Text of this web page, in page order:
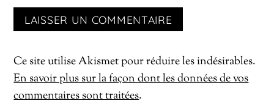
Ce site utilise Akismet pour réduire les indésirables.
En savoir plus sur la façon dont les données de vos
commentaires sont traitées.